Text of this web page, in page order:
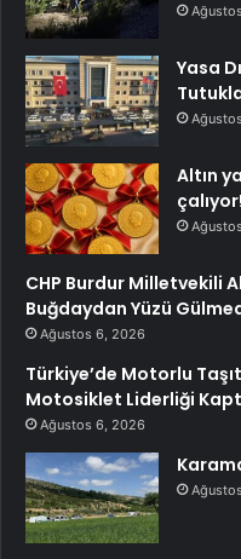
Yasa
Altın
CHP Burdur Milletvekili
Buğdaydan Yüzü
Ağustos 6, 2026
Türkiye’de Motorlu
Motosiklet Liderliği
Ağustos 6, 2026